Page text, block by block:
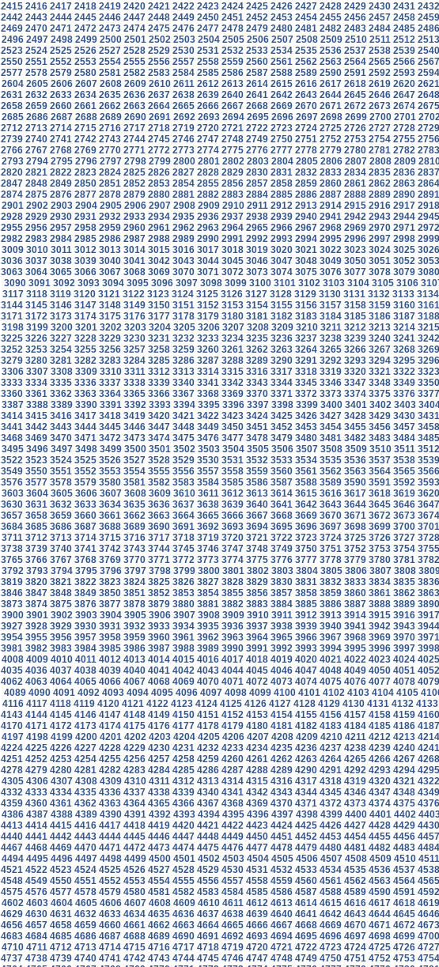
2415 2416 2417 2418 2419 2420 2421 2422 2423 2424 2425 2426 2427 2428 2429 2430 2431 2432
2442 2443 2444 2445 2446 2447 2448 2449 2450 2451 2452 2453 2454 2455 2456 2457 2458 2459
2469 2470 2471 2472 2473 2474 2475 2476 2477 2478 2479 2480 2481 2482 2483 2484 2485 2486
2496 2497 2498 2499 2500 2501 2502 2503 2504 2505 2506 2507 2508 2509 2510 2511 2512 2513
2523 2524 2525 2526 2527 2528 2529 2530 2531 2532 2533 2534 2535 2536 2537 2538 2539 2540
2550 2551 2552 2553 2554 2555 2556 2557 2558 2559 2560 2561 2562 2563 2564 2565 2566 2567
2577 2578 2579 2580 2581 2582 2583 2584 2585 2586 2587 2588 2589 2590 2591 2592 2593 2594
2604 2605 2606 2607 2608 2609 2610 2611 2612 2613 2614 2615 2616 2617 2618 2619 2620 2621
2631 2632 2633 2634 2635 2636 2637 2638 2639 2640 2641 2642 2643 2644 2645 2646 2647 2648
2658 2659 2660 2661 2662 2663 2664 2665 2666 2667 2668 2669 2670 2671 2672 2673 2674 2675
2685 2686 2687 2688 2689 2690 2691 2692 2693 2694 2695 2696 2697 2698 2699 2700 2701
2712 2713 2714 2715 2716 2717 2718 2719 2720 2721 2722 2723 2724 2725 2726 2727 2728 2729
2739 2740 2741 2742 2743 2744 2745 2746 2747 2748 2749 2750 2751 2752 2753 2754 2755 2756
2766 2767 2768 2769 2770 2771 2772 2773 2774 2775 2776 2777 2778 2779 2780 2781 2782 2783
2793 2794 2795 2796 2797 2798 2799 2800 2801 2802 2803 2804 2805 2806 2807 2808 2809
2820 2821 2822 2823 2824 2825 2826 2827 2828 2829 2830 2831 2832 2833 2834 2835 2836 2837
2847 2848 2849 2850 2851 2852 2853 2854 2855 2856 2857 2858 2859 2860 2861 2862 2863 2864
2874 2875 2876 2877 2878 2879 2880 2881 2882 2883 2884 2885 2886 2887 2888 2889 2890 2891
2901 2902 2903 2904 2905 2906 2907 2908 2909 2910 2911 2912 2913 2914 2915 2916 2917 2918
2928 2929 2930 2931 2932 2933 2934 2935 2936 2937 2938 2939 2940 2941 2942 2943 2944 2945
2955 2956 2957 2958 2959 2960 2961 2962 2963 2964 2965 2966 2967 2968 2969 2970 2971 2972
2982 2983 2984 2985 2986 2987 2988 2989 2990 2991 2992 2993 2994 2995 2996 2997 2998 2999
3009 3010 3011 3012 3013 3014 3015 3016 3017 3018 3019 3020 3021 3022 3023 3024 3025 3026
3036 3037 3038 3039 3040 3041 3042 3043 3044 3045 3046 3047 3048 3049 3050 3051 3052 3053
3063 3064 3065 3066 3067 3068 3069 3070 3071 3072 3073 3074 3075 3076 3077 3078 3079 3080
3090 3091 3092 3093 3094 3095 3096 3097 3098 3099 3100 3101 3102 3103 3104 3105 3106
3117 3118 3119 3120 3121 3122 3123 3124 3125 3126 3127 3128 3129 3130 3131 3132 3133 3134
3144 3145 3146 3147 3148 3149 3150 3151 3152 3153 3154 3155 3156 3157 3158 3159 3160 3161
3171 3172 3173 3174 3175 3176 3177 3178 3179 3180 3181 3182 3183 3184 3185 3186 3187 3188
3198 3199 3200 3201 3202 3203 3204 3205 3206 3207 3208 3209 3210 3211 3212 3213 3214 3215
3225 3226 3227 3228 3229 3230 3231 3232 3233 3234 3235 3236 3237 3238 3239 3240 3241 3242
3252 3253 3254 3255 3256 3257 3258 3259 3260 3261 3262 3263 3264 3265 3266 3267 3268 3269
3279 3280 3281 3282 3283 3284 3285 3286 3287 3288 3289 3290 3291 3292 3293 3294 3295 3296
3306 3307 3308 3309 3310 3311 3312 3313 3314 3315 3316 3317 3318 3319 3320 3321 3322 3323
3333 3334 3335 3336 3337 3338 3339 3340 3341 3342 3343 3344 3345 3346 3347 3348 3349 3350
3360 3361 3362 3363 3364 3365 3366 3367 3368 3369 3370 3371 3372 3373 3374 3375 3376 3377
3387 3388 3389 3390 3391 3392 3393 3394 3395 3396 3397 3398 3399 3400 3401 3402 3403
3414 3415 3416 3417 3418 3419 3420 3421 3422 3423 3424 3425 3426 3427 3428 3429 3430 3431
3441 3442 3443 3444 3445 3446 3447 3448 3449 3450 3451 3452 3453 3454 3455 3456 3457 3458
3468 3469 3470 3471 3472 3473 3474 3475 3476 3477 3478 3479 3480 3481 3482 3483 3484 3485
3495 3496 3497 3498 3499 3500 3501 3502 3503 3504 3505 3506 3507 3508 3509 3510 3511 3512
3522 3523 3524 3525 3526 3527 3528 3529 3530 3531 3532 3533 3534 3535 3536 3537 3538 3539
3549 3550 3551 3552 3553 3554 3555 3556 3557 3558 3559 3560 3561 3562 3563 3564 3565 3566
3576 3577 3578 3579 3580 3581 3582 3583 3584 3585 3586 3587 3588 3589 3590 3591 3592 3593
3603 3604 3605 3606 3607 3608 3609 3610 3611 3612 3613 3614 3615 3616 3617 3618 3619 3620
3630 3631 3632 3633 3634 3635 3636 3637 3638 3639 3640 3641 3642 3643 3644 3645 3646 3647
3657 3658 3659 3660 3661 3662 3663 3664 3665 3666 3667 3668 3669 3670 3671 3672 3673 3674
3684 3685 3686 3687 3688 3689 3690 3691 3692 3693 3694 3695 3696 3697 3698 3699 3700 3701
3711 3712 3713 3714 3715 3716 3717 3718 3719 3720 3721 3722 3723 3724 3725 3726 3727 3728
3738 3739 3740 3741 3742 3743 3744 3745 3746 3747 3748 3749 3750 3751 3752 3753 3754 3755
3765 3766 3767 3768 3769 3770 3771 3772 3773 3774 3775 3776 3777 3778 3779 3780 3781 3782
3792 3793 3794 3795 3796 3797 3798 3799 3800 3801 3802 3803 3804 3805 3806 3807 3808
3819 3820 3821 3822 3823 3824 3825 3826 3827 3828 3829 3830 3831 3832 3833 3834 3835 3836
3846 3847 3848 3849 3850 3851 3852 3853 3854 3855 3856 3857 3858 3859 3860 3861 3862 3863
3873 3874 3875 3876 3877 3878 3879 3880 3881 3882 3883 3884 3885 3886 3887 3888 3889 3890
3900 3901 3902 3903 3904 3905 3906 3907 3908 3909 3910 3911 3912 3913 3914 3915 3916 3917
3927 3928 3929 3930 3931 3932 3933 3934 3935 3936 3937 3938 3939 3940 3941 3942 3943 3944
3954 3955 3956 3957 3958 3959 3960 3961 3962 3963 3964 3965 3966 3967 3968 3969 3970 3971
3981 3982 3983 3984 3985 3986 3987 3988 3989 3990 3991 3992 3993 3994 3995 3996 3997 3998
4008 4009 4010 4011 4012 4013 4014 4015 4016 4017 4018 4019 4020 4021 4022 4023 4024 4025
4035 4036 4037 4038 4039 4040 4041 4042 4043 4044 4045 4046 4047 4048 4049 4050 4051 4052
4062 4063 4064 4065 4066 4067 4068 4069 4070 4071 4072 4073 4074 4075 4076 4077 4078 4079
4089 4090 4091 4092 4093 4094 4095 4096 4097 4098 4099 4100 4101 4102 4103 4104 4105
4116 4117 4118 4119 4120 4121 4122 4123 4124 4125 4126 4127 4128 4129 4130 4131 4132 4133
4143 4144 4145 4146 4147 4148 4149 4150 4151 4152 4153 4154 4155 4156 4157 4158 4159 4160
4170 4171 4172 4173 4174 4175 4176 4177 4178 4179 4180 4181 4182 4183 4184 4185 4186 4187
4197 4198 4199 4200 4201 4202 4203 4204 4205 4206 4207 4208 4209 4210 4211 4212 4213 4214
4224 4225 4226 4227 4228 4229 4230 4231 4232 4233 4234 4235 4236 4237 4238 4239 4240 4241
4251 4252 4253 4254 4255 4256 4257 4258 4259 4260 4261 4262 4263 4264 4265 4266 4267 4268
4278 4279 4280 4281 4282 4283 4284 4285 4286 4287 4288 4289 4290 4291 4292 4293 4294 4295
4305 4306 4307 4308 4309 4310 4311 4312 4313 4314 4315 4316 4317 4318 4319 4320 4321 4322
4332 4333 4334 4335 4336 4337 4338 4339 4340 4341 4342 4343 4344 4345 4346 4347 4348 4349
4359 4360 4361 4362 4363 4364 4365 4366 4367 4368 4369 4370 4371 4372 4373 4374 4375 4376
4386 4387 4388 4389 4390 4391 4392 4393 4394 4395 4396 4397 4398 4399 4400 4401 4402
4413 4414 4415 4416 4417 4418 4419 4420 4421 4422 4423 4424 4425 4426 4427 4428 4429 4430
4440 4441 4442 4443 4444 4445 4446 4447 4448 4449 4450 4451 4452 4453 4454 4455 4456 4457
4467 4468 4469 4470 4471 4472 4473 4474 4475 4476 4477 4478 4479 4480 4481 4482 4483 4484
4494 4495 4496 4497 4498 4499 4500 4501 4502 4503 4504 4505 4506 4507 4508 4509 4510 4511
4521 4522 4523 4524 4525 4526 4527 4528 4529 4530 4531 4532 4533 4534 4535 4536 4537 4538
4548 4549 4550 4551 4552 4553 4554 4555 4556 4557 4558 4559 4560 4561 4562 4563 4564 4565
4575 4576 4577 4578 4579 4580 4581 4582 4583 4584 4585 4586 4587 4588 4589 4590 4591 4592
4602 4603 4604 4605 4606 4607 4608 4609 4610 4611 4612 4613 4614 4615 4616 4617 4618 4619
4629 4630 4631 4632 4633 4634 4635 4636 4637 4638 4639 4640 4641 4642 4643 4644 4645 4646
4656 4657 4658 4659 4660 4661 4662 4663 4664 4665 4666 4667 4668 4669 4670 4671 4672 4673
4683 4684 4685 4686 4687 4688 4689 4690 4691 4692 4693 4694 4695 4696 4697 4698 4699 4700
4710 4711 4712 4713 4714 4715 4716 4717 4718 4719 4720 4721 4722 4723 4724 4725 4726 4727
4737 4738 4739 4740 4741 4742 4743 4744 4745 4746 4747 4748 4749 4750 4751 4752 4753 4754